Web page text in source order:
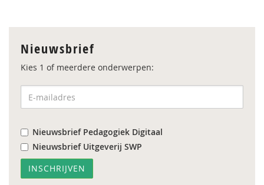
Nieuwsbrief
Kies 1 of meerdere onderwerpen:
Nieuwsbrief Pedagogiek Digitaal
Nieuwsbrief Uitgeverij SWP